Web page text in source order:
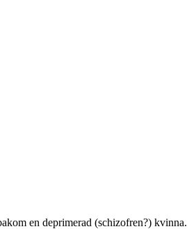
en deprimerad (schizofren?) kvinna.